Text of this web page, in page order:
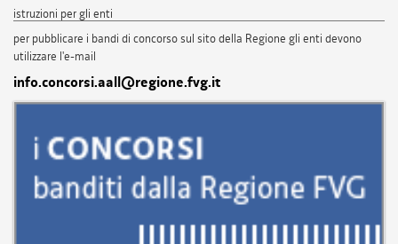
istruzioni per gli enti
per pubblicare i bandi di concorso sul sito della Regione gli enti devono
utilizzare l'e-mail
info.concorsi.aall@regione.fvg.it